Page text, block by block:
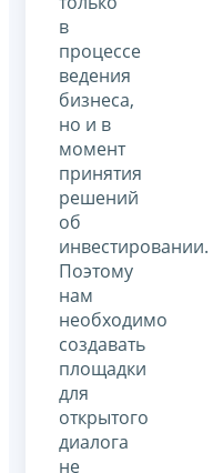
в
процессе
ведения
бизнеса,
но и в
момент
принятия
решений
об
инвестировании.
Поэтому
нам
необходимо
создавать
площадки
для
открытого
диалога
не